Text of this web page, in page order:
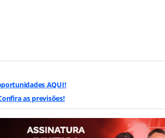
AQUI!
as previsões!